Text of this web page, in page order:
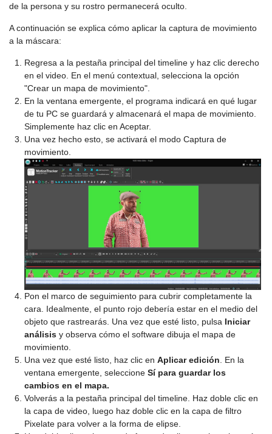
de la persona y su rostro permanecerá oculto.
A continuación se explica cómo aplicar la captura de movimiento
a la máscara:
Regresa a la pestaña principal del timeline y haz clic derecho
en el video. En el menú contextual, selecciona la opción
"Crear un mapa de movimiento".
En la ventana emergente, el programa indicará en qué lugar
de tu PC se guardará y almacenará el mapa de movimiento.
Simplemente haz clic en Aceptar.
Una vez hecho esto, se activará el modo Captura de
movimiento.
Pon el marco de seguimiento para cubrir completamente la
cara. Idealmente, el punto rojo debería estar en el medio del
objeto que rastrearás. Una vez que esté listo, pulsa Iniciar
análisis y observa cómo el software dibuja el mapa de
movimiento.
Una vez que esté listo, haz clic en Aplicar edición . En la
ventana emergente, seleccione Sípara guardar los
cambios en el mapa.
Volverás a la pestaña principal del timeline. Haz doble clic en
la capa de video, luego haz doble clic en la capa de filtro
Pixelate para volver a la forma de elipse.